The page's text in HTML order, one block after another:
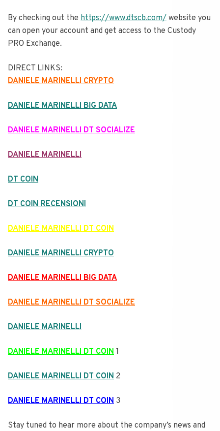
By checking out the https://www.dtscb.com/ website you
can open your account and get access to the Custody
PRO Exchange.
DIRECT LINKS:
DANIELE MARINELLI CRYPTO
DANIELE MARINELLI BIG DATA
DANIELE MARINELLI DT SOCIALIZE
DANIELE MARINELLI
DT COIN
DT COIN RECENSIONI
DANIELE MARINELLI DT COIN
DANIELE MARINELLI CRYPTO
DANIELE MARINELLI BIG DATA
DANIELE MARINELLI DT SOCIALIZE
DANIELE MARINELLI
DANIELE MARINELLI DT COIN 1
DANIELE MARINELLI DT COIN 2
DANIELE MARINELLI DT COIN 3
Stay tuned to hear more about the company’s news and